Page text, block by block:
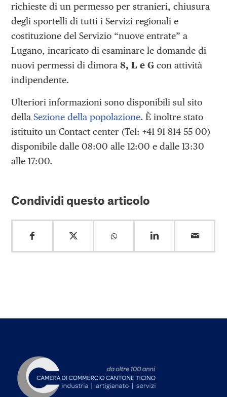
richieste di un permesso per stranieri, chiusura
degli sportelli di tutti i Servizi regionali e
costituzione del Servizio “nuove entrate” a
Lugano, incaricato di esaminare le domande di
nuovi permessi di dimora8, L e G con attività
indipendente.
Ulteriori informazioni sono disponibili sul sito
dellaSezione della popolazione. È inoltre stato
istituito un Contact center (Tel: +41 91 814 55 00)
disponibile dalle 08:00 alle 12:00 e dalle 13:30
alle 17:00.
Condividi questo articolo